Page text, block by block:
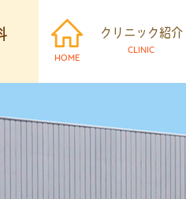
HOME
クリニック紹介
CLINIC